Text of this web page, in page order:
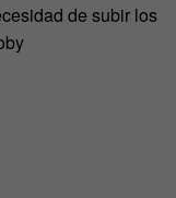
de subir los